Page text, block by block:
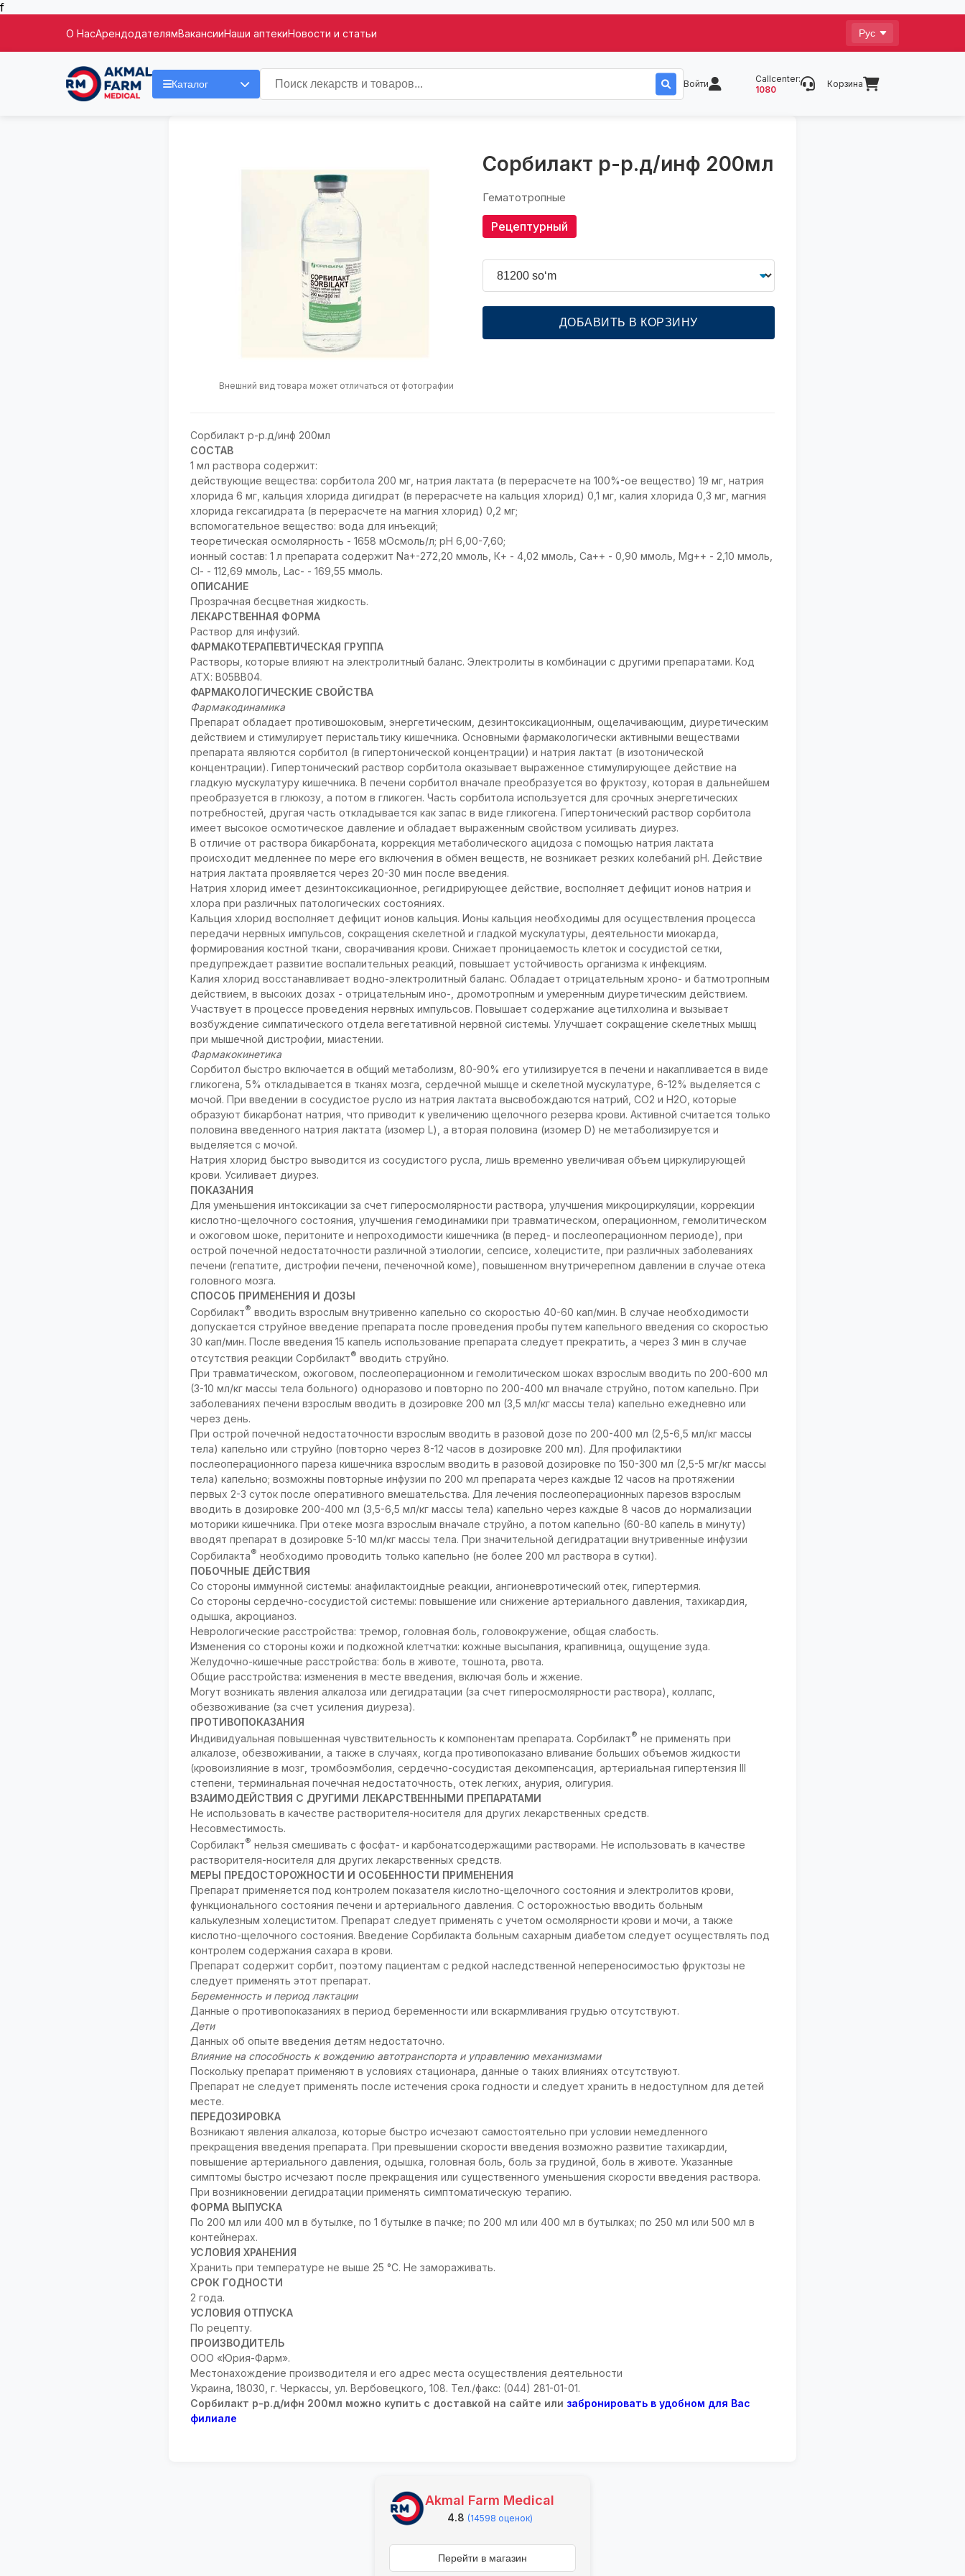
f
О НасАрендодателямВакансииНаши аптекиНовости и статьи
Каталог Войти
Callcenter:
1080
Корзина
Внешний вид товара может отличаться от фотографии
Сорбилакт р-р.д/инф 200мл
Гематотропные
Рецептурный
ДОБАВИТЬ В КОРЗИНУ
Сорбилакт р-р.д/инф 200мл
СОСТАВ
1 мл раствора содержит:
действующие вещества: сорбитола 200 мг, натрия лактата (в перерасчете на 100%-ое вещество) 19 мг, натрия
хлорида 6 мг, кальция хлорида дигидрат (в перерасчете на кальция хлорид) 0,1 мг, калия хлорида 0,3 мг, магния
хлорида гексагидрата (в перерасчете на магния хлорид) 0,2 мг;
вспомогательное вещество: вода для инъекций;
теоретическая осмолярность - 1658 мОсмоль/л; рН 6,00-7,60;
ионный состав: 1 л препарата содержит Nа+-272,20 ммоль, К+ - 4,02 ммоль, Са++ - 0,90 ммоль, Мg++ - 2,10 ммоль,
Сl- - 112,69 ммоль, Lac- - 169,55 ммоль.
ОПИСАНИЕ
Прозрачная бесцветная жидкость.
ЛЕКАРСТВЕННАЯ ФОРМА
Раствор для инфузий.
ФАРМАКОТЕРАПЕВТИЧЕСКАЯ ГРУППА
Растворы, которые влияют на электролитный баланс. Электролиты в комбинации с другими препаратами. Код
АТХ: B05BB04.
ФАРМАКОЛОГИЧЕСКИЕ СВОЙСТВА
Фармакодинамика
Препарат обладает противошоковым, энергетическим, дезинтоксикационным, ощелачивающим, диуретическим
действием и стимулирует перистальтику кишечника. Основными фармакологически активными веществами
препарата являются сорбитол (в гипертонической концентрации) и натрия лактат (в изотонической
концентрации). Гипертонический раствор сорбитола оказывает выраженное стимулирующее действие на
гладкую мускулатуру кишечника. В печени сорбитол вначале преобразуется во фруктозу, которая в дальнейшем
преобразуется в глюкозу, а потом в гликоген. Часть сорбитола используется для срочных энергетических
потребностей, другая часть откладывается как запас в виде гликогена. Гипертонический раствор сорбитола
имеет высокое осмотическое давление и обладает выраженным свойством усиливать диурез.
В отличие от раствора бикарбоната, коррекция метаболического ацидоза с помощью натрия лактата
происходит медленнее по мере его включения в обмен веществ, не возникает резких колебаний рН. Действие
натрия лактата проявляется через 20-30 мин после введения.
Натрия хлорид имеет дезинтоксикационное, регидрирующее действие, восполняет дефицит ионов натрия и
хлора при различных патологических состояниях.
Кальция хлорид восполняет дефицит ионов кальция. Ионы кальция необходимы для осуществления процесса
передачи нервных импульсов, сокращения скелетной и гладкой мускулатуры, деятельности миокарда,
формирования костной ткани, сворачивания крови. Снижает проницаемость клеток и сосудистой сетки,
предупреждает развитие воспалительных реакций, повышает устойчивость организма к инфекциям.
Калия хлорид восстанавливает водно-электролитный баланс. Обладает отрицательным хроно- и батмотропным
действием, в высоких дозах - отрицательным ино-, дромотропным и умеренным диуретическим действием.
Участвует в процессе проведения нервных импульсов. Повышает содержание ацетилхолина и вызывает
возбуждение симпатического отдела вегетативной нервной системы. Улучшает сокращение скелетных мышц
при мышечной дистрофии, миастении.
Фармакокинетика
Сорбитол быстро включается в общий метаболизм, 80-90% его утилизируется в печени и накапливается в виде
гликогена, 5% откладывается в тканях мозга, сердечной мышце и скелетной мускулатуре, 6-12% выделяется с
мочой. При введении в сосудистое русло из натрия лактата высвобождаются натрий, СО2 и Н2О, которые
образуют бикарбонат натрия, что приводит к увеличению щелочного резерва крови. Активной считается только
половина введенного натрия лактата (изомер L), а вторая половина (изомер D) не метаболизируется и
выделяется с мочой.
Натрия хлорид быстро выводится из сосудистого русла, лишь временно увеличивая объем циркулирующей
крови. Усиливает диурез.
ПОКАЗАНИЯ
Для уменьшения интоксикации за счет гиперосмолярности раствора, улучшения микроциркуляции, коррекции
кислотно-щелочного состояния, улучшения гемодинамики при травматическом, операционном, гемолитическом
и ожоговом шоке, перитоните и непроходимости кишечника (в перед- и послеоперационном периоде), при
острой почечной недостаточности различной этиологии, сепсисе, холецистите, при различных заболеваниях
печени (гепатите, дистрофии печени, печеночной коме), повышенном внутричерепном давлении в случае отека
головного мозга.
СПОСОБ ПРИМЕНЕНИЯ И ДОЗЫ
Сорбилакт® вводить взрослым внутривенно капельно со скоростью 40-60 кап/мин. В случае необходимости
допускается струйное введение препарата после проведения пробы путем капельного введения со скоростью
30 кап/мин. После введения 15 капель использование препарата следует прекратить, а через 3 мин в случае
отсутствия реакции Сорбилакт® вводить струйно.
При травматическом, ожоговом, послеоперационном и гемолитическом шоках взрослым вводить по 200-600 мл
(3-10 мл/кг массы тела больного) одноразово и повторно по 200-400 мл вначале струйно, потом капельно. При
заболеваниях печени взрослым вводить в дозировке 200 мл (3,5 мл/кг массы тела) капельно ежедневно или
через день.
При острой почечной недостаточности взрослым вводить в разовой дозе по 200-400 мл (2,5-6,5 мл/кг массы
тела) капельно или струйно (повторно через 8-12 часов в дозировке 200 мл). Для профилактики
послеоперационного пареза кишечника взрослым вводить в разовой дозировке по 150-300 мл (2,5-5 мг/кг массы
тела) капельно; возможны повторные инфузии по 200 мл препарата через каждые 12 часов на протяжении
первых 2-3 суток после оперативного вмешательства. Для лечения послеоперационных парезов взрослым
вводить в дозировке 200-400 мл (3,5-6,5 мл/кг массы тела) капельно через каждые 8 часов до нормализации
моторики кишечника. При отеке мозга взрослым вначале струйно, а потом капельно (60-80 капель в минуту)
вводят препарат в дозировке 5-10 мл/кг массы тела. При значительной дегидратации внутривенные инфузии
Сорбилакта® необходимо проводить только капельно (не более 200 мл раствора в сутки).
ПОБОЧНЫЕ ДЕЙСТВИЯ
Со стороны иммунной системы: анафилактоидные реакции, ангионевротический отек, гипертермия.
Со стороны сердечно-сосудистой системы: повышение или снижение артериального давления, тахикардия,
одышка, акроцианоз.
Неврологические расстройства: тремор, головная боль, головокружение, общая слабость.
Изменения со стороны кожи и подкожной клетчатки: кожные высыпания, крапивница, ощущение зуда.
Желудочно-кишечные расстройства: боль в животе, тошнота, рвота.
Общие расстройства: изменения в месте введения, включая боль и жжение.
Могут возникать явления алкалоза или дегидратации (за счет гиперосмолярности раствора), коллапс,
обезвоживание (за счет усиления диуреза).
ПРОТИВОПОКАЗАНИЯ
Индивидуальная повышенная чувствительность к компонентам препарата. Сорбилакт® не применять при
алкалозе, обезвоживании, а также в случаях, когда противопоказано вливание больших объемов жидкости
(кровоизлияние в мозг, тромбоэмболия, сердечно-сосудистая декомпенсация, артериальная гипертензия III
степени, терминальная почечная недостаточность, отек легких, анурия, олигурия.
ВЗАИМОДЕЙСТВИЯ С ДРУГИМИ ЛЕКАРСТВЕННЫМИ ПРЕПАРАТАМИ
Не использовать в качестве растворителя-носителя для других лекарственных средств.
Несовместимость.
Сорбилакт® нельзя смешивать с фосфат- и карбонатсодержащими растворами. Не использовать в качестве
растворителя-носителя для других лекарственных средств.
МЕРЫ ПРЕДОСТОРОЖНОСТИ И ОСОБЕННОСТИ ПРИМЕНЕНИЯ
Препарат применяется под контролем показателя кислотно-щелочного состояния и электролитов крови,
функционального состояния печени и артериального давления. С осторожностью вводить больным
калькулезным холециститом. Препарат следует применять с учетом осмолярности крови и мочи, а также
кислотно-щелочного состояния. Введение Сорбилакта больным сахарным диабетом следует осуществлять под
контролем содержания сахара в крови.
Препарат содержит сорбит, поэтому пациентам с редкой наследственной непереносимостью фруктозы не
следует применять этот препарат.
Беременность и период лактации
Данные о противопоказаниях в период беременности или вскармливания грудью отсутствуют.
Дети
Данных об опыте введения детям недостаточно.
Влияние на способность к вождению автотранспорта и управлению механизмами
Поскольку препарат применяют в условиях стационара, данные о таких влияниях отсутствуют.
Препарат не следует применять после истечения срока годности и следует хранить в недоступном для детей
месте.
ПЕРЕДОЗИРОВКА
Возникают явления алкалоза, которые быстро исчезают самостоятельно при условии немедленного
прекращения введения препарата. При превышении скорости введения возможно развитие тахикардии,
повышение артериального давления, одышка, головная боль, боль за грудиной, боль в животе. Указанные
симптомы быстро исчезают после прекращения или существенного уменьшения скорости введения раствора.
При возникновении дегидратации применять симптоматическую терапию.
ФОРМА ВЫПУСКА
По 200 мл или 400 мл в бутылке, по 1 бутылке в пачке; по 200 мл или 400 мл в бутылках; по 250 мл или 500 мл в
контейнерах.
УСЛОВИЯ ХРАНЕНИЯ
Хранить при температуре не выше 25 °C. Не замораживать.
СРОК ГОДНОСТИ
2 года.
УСЛОВИЯ ОТПУСКА
По рецепту.
ПРОИЗВОДИТЕЛЬ
ООО «Юрия-Фарм».
Местонахождение производителя и его адрес места осуществления деятельности
Украина, 18030, г. Черкассы, ул. Вербовецкого, 108. Тел./факс: (044) 281-01-01.
Сорбилакт р-р.д/ифн 200мл можно купить с доставкой на сайте или забронировать в удобном для Вас
филиале
Akmal Farm Medical
4.8 (14598 оценок)
Перейти в магазин